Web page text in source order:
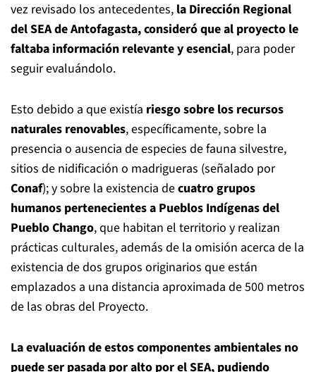
vez revisado los antecedentes, la Dirección Regional
del SEA de Antofagasta, consideró que al proyecto le
faltaba información relevante y esencial, para poder
seguir evaluándolo.
Esto debido a que existía riesgo sobre los recursos
naturales renovables, específicamente, sobre la
presencia o ausencia de especies de fauna silvestre,
sitios de nidificación o madrigueras (señalado por
Conaf); y sobre la existencia decuatro grupos
humanos pertenecientes a Pueblos Indígenas del
Pueblo Chango, que habitan el territorio y realizan
prácticas culturales, además de la omisión acerca de la
existencia de dos grupos originarios que están
emplazados a una distancia aproximada de 500 metros
de las obras del Proyecto.
La evaluación de estos componentes ambientales no
puede ser pasada por alto por el SEA, pudiendo